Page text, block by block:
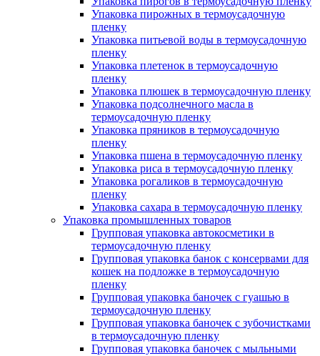
Упаковка пирожных в термоусадочную
пленку
Упаковка питьевой воды в термоусадочную
пленку
Упаковка плетенок в термоусадочную
пленку
Упаковка плюшек в термоусадочную пленку
Упаковка подсолнечного масла в
термоусадочную пленку
Упаковка пряников в термоусадочную
пленку
Упаковка пшена в термоусадочную пленку
Упаковка риса в термоусадочную пленку
Упаковка рогаликов в термоусадочную
пленку
Упаковка сахара в термоусадочную пленку
Упаковка промышленных товаров
Групповая упаковка автокосметики в
термоусадочную пленку
Групповая упаковка банок с консервами для
кошек на подложке в термоусадочную
пленку
Групповая упаковка баночек с гуашью в
термоусадочную пленку
Групповая упаковка баночек с зубочистками
в термоусадочную пленку
Групповая упаковка баночек с мыльными